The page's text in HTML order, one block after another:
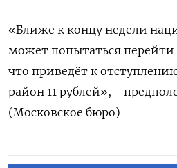
«Ближе к концу недели
может попытаться перейти
что приведёт ‌к
район 11 рублей», -
(Московское бюро)